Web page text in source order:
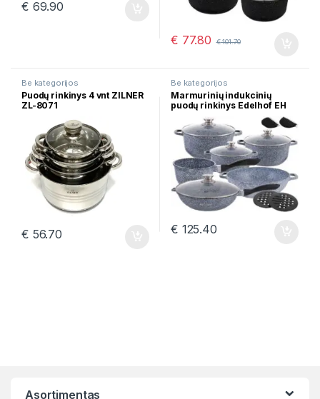
€ 69.90
€ 77.80 €101.70
Be kategorijos
Puodų rinkinys 4 vnt ZILNER
ZL-8071
€ 56.70
Be kategorijos
Marmurinių indukcinių
puodų rinkinys Edelhof EH
€ 125.40
Asortimentas